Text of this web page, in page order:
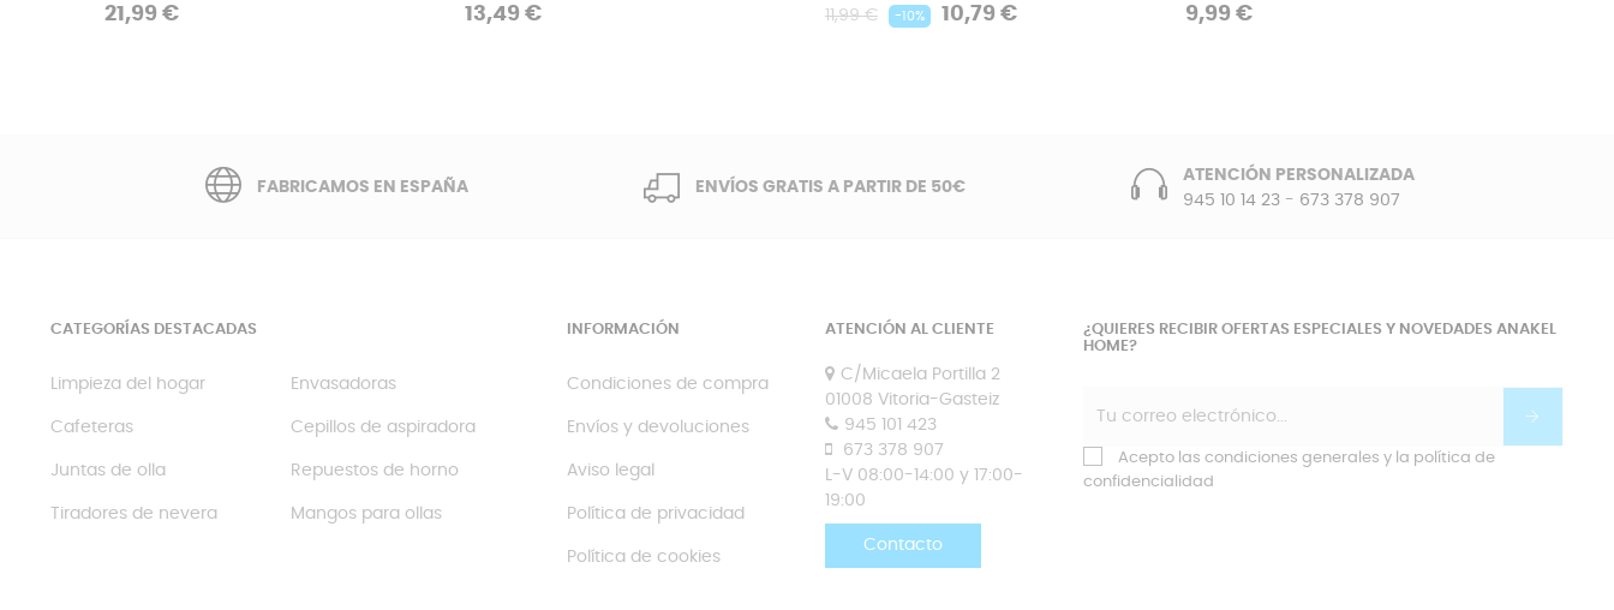
Precio
21,99 € Precio
13,49 €
Precio
11,99 € -10% Precio
10,79 € Precio
9,99 €
FABRICAMOS EN ESPAÑA ENVÍOS GRATIS A PARTIR DE 50€
ATENCIÓN PERSONALIZADA
945 10 14 23 - 673 378 907
CATEGORÍAS DESTACADAS
Limpieza del hogar Envasadoras
Cafeteras Cepillos de aspiradora
Juntas de olla Repuestos de horno
Tiradores de nevera Mangos para ollas
INFORMACIÓN
Condiciones de compra
Envíos y devoluciones
Aviso legal
Política de privacidad
Política de cookies
ATENCIÓN AL CLIENTE
C/Micaela Portilla 2
01008 Vitoria-Gasteiz
945 101 423
673 378 907
L-V 08:00-14:00 y 17:00-
19:00
Contacto
¿QUIERES RECIBIR OFERTAS ESPECIALES Y NOVEDADES ANAKEL
HOME?
Acepto las condiciones generales y la política de
confidencialidad